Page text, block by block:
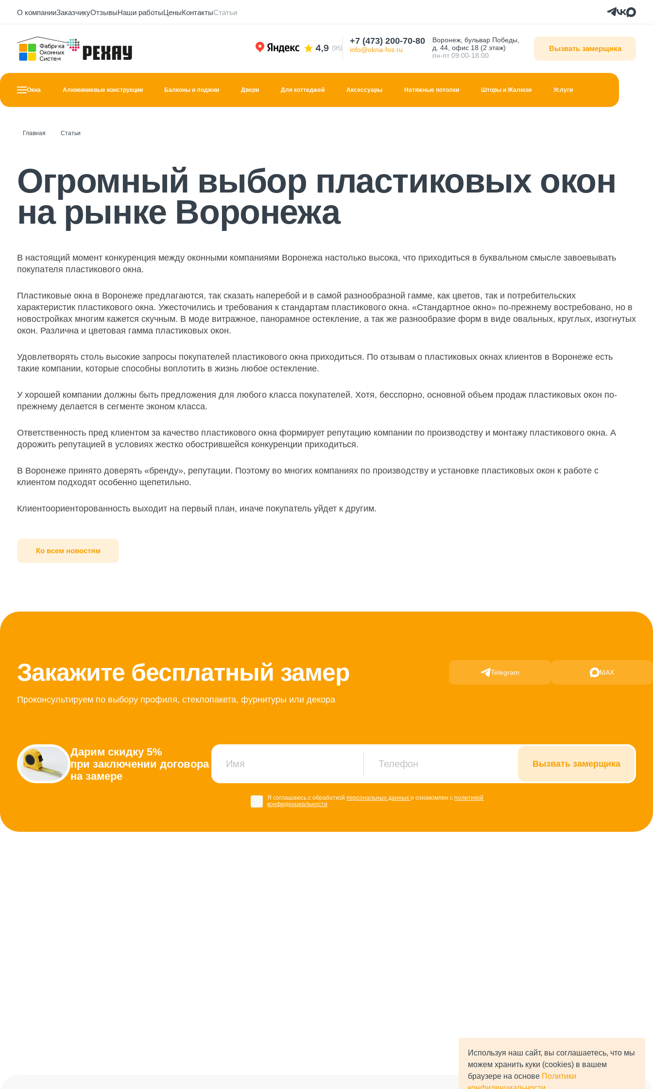
Используя наш сайт, вы соглашаетесь, что мы
можем хранить куки (cookies) в вашем
браузере на основе Политики
Вызвать замерщика
+7 (473) 200-70-80
info@okna-fos.ru
Воронеж, бульвар Победы,
д. 44, офис 18 (2 этаж)
пн-пт 09:00-18:00
О компанииЗаказчикуОтзывыНаши работыЦеныКонтактыСтатьи
Окна Алюминиевые конструкции Балконы и лоджии Двери Для коттеджей Аксессуары Натяжные потолки Шторы и Жалюзи Услуги
Главная Статьи
Огромный выбор пластиковых окон
на рынке Воронежа
В настоящий момент конкуренция между оконными компаниями Воронежа настолько высока, что приходиться в буквальном смысле завоевывать
покупателя пластикового окна.
Пластиковые окна в Воронеже предлагаются, так сказать наперебой и в самой разнообразной гамме, как цветов, так и потребительских
характеристик пластикового окна. Ужесточились и требования к стандартам пластикового окна. «Стандартное окно» по-прежнему востребовано, но в
новостройках многим кажется скучным. В моде витражное, панорамное остекление, а так же разнообразие форм в виде овальных, круглых, изогнутых
окон. Различна и цветовая гамма пластиковых окон.
Удовлетворять столь высокие запросы покупателей пластикового окна приходиться. По отзывам о пластиковых окнах клиентов в Воронеже есть
такие компании, которые способны воплотить в жизнь любое остекление.
У хорошей компании должны быть предложения для любого класса покупателей. Хотя, бесспорно, основной объем продаж пластиковых окон по-
прежнему делается в сегменте эконом класса.
Ответственность пред клиентом за качество пластикового окна формирует репутацию компании по производству и монтажу пластикового окна. А
дорожить репутацией в условиях жестко обострившейся конкуренции приходиться.
В Воронеже принято доверять «бренду», репутации. Поэтому во многих компаниях по производству и установке пластиковых окон к работе с
клиентом подходят особенно щепетильно.
Клиентоориенторованность выходит на первый план, иначе покупатель уйдет к другим.
Ко всем новостям
Закажите бесплатный замер
Проконсультируем по выбору профиля, стеклопакета, фурнитуры или декора
Telegram MAX
Дарим скидку 5%
при заключении договора
на замере
Вызвать замерщика
Я соглашаюсь с обработкойперсональных данныхи ознакомлен сполитикой
конфиденциальности